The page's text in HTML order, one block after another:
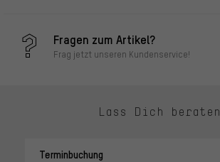
Fragen zum Artikel?
Frag jetzt unseren Kundenservice!
Lass Dich beraten
Terminbuchung